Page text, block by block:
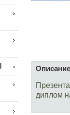
Описание
диплом